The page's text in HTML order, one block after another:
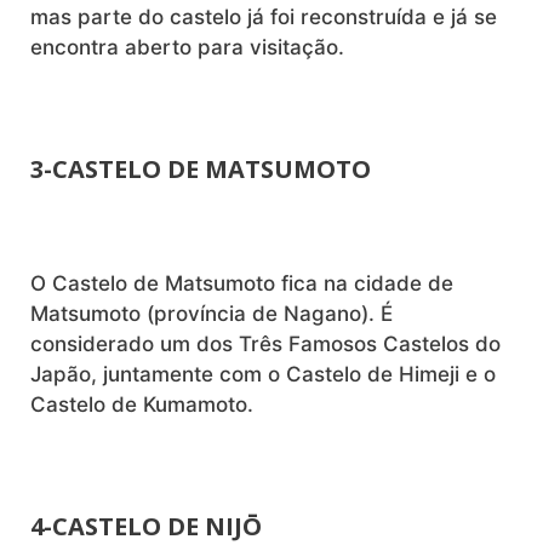
mas parte do castelo já foi reconstruída e já se
encontra aberto para visitação.
3-CASTELO DE MATSUMOTO
O Castelo de Matsumoto fica na cidade de
Matsumoto (província de Nagano). É
considerado um dos Três Famosos Castelos do
Japão, juntamente com o Castelo de Himeji e o
Castelo de Kumamoto.
4-CASTELO DE NIJŌ